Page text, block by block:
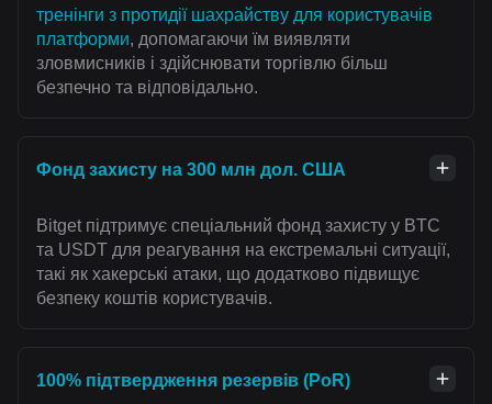
тренінги з протидії шахрайству для користувачів
платформи, допомагаючи їм виявляти
зловмисників і здійснювати торгівлю більш
безпечно та відповідально.
Фонд захисту на 300 млн дол. США
Bitget підтримує спеціальний фонд захисту у BTC
та USDT для реагування на екстремальні ситуації,
такі як хакерські атаки, що додатково підвищує
безпеку коштів користувачів.
100% підтвердження резервів (PoR)